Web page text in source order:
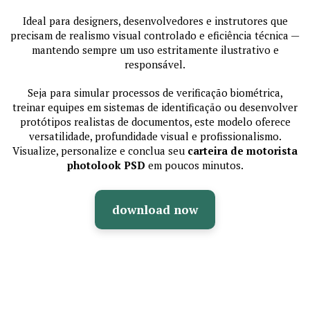
Ideal para designers, desenvolvedores e instrutores que
precisam de realismo visual controlado e eficiência técnica —
mantendo sempre um uso estritamente ilustrativo e
responsável.
Seja para simular processos de verificação biométrica,
treinar equipes em sistemas de identificação ou desenvolver
protótipos realistas de documentos, este modelo oferece
versatilidade, profundidade visual e profissionalismo.
Visualize, personalize e conclua seu carteira de motorista
photolook PSD em poucos minutos.
download now